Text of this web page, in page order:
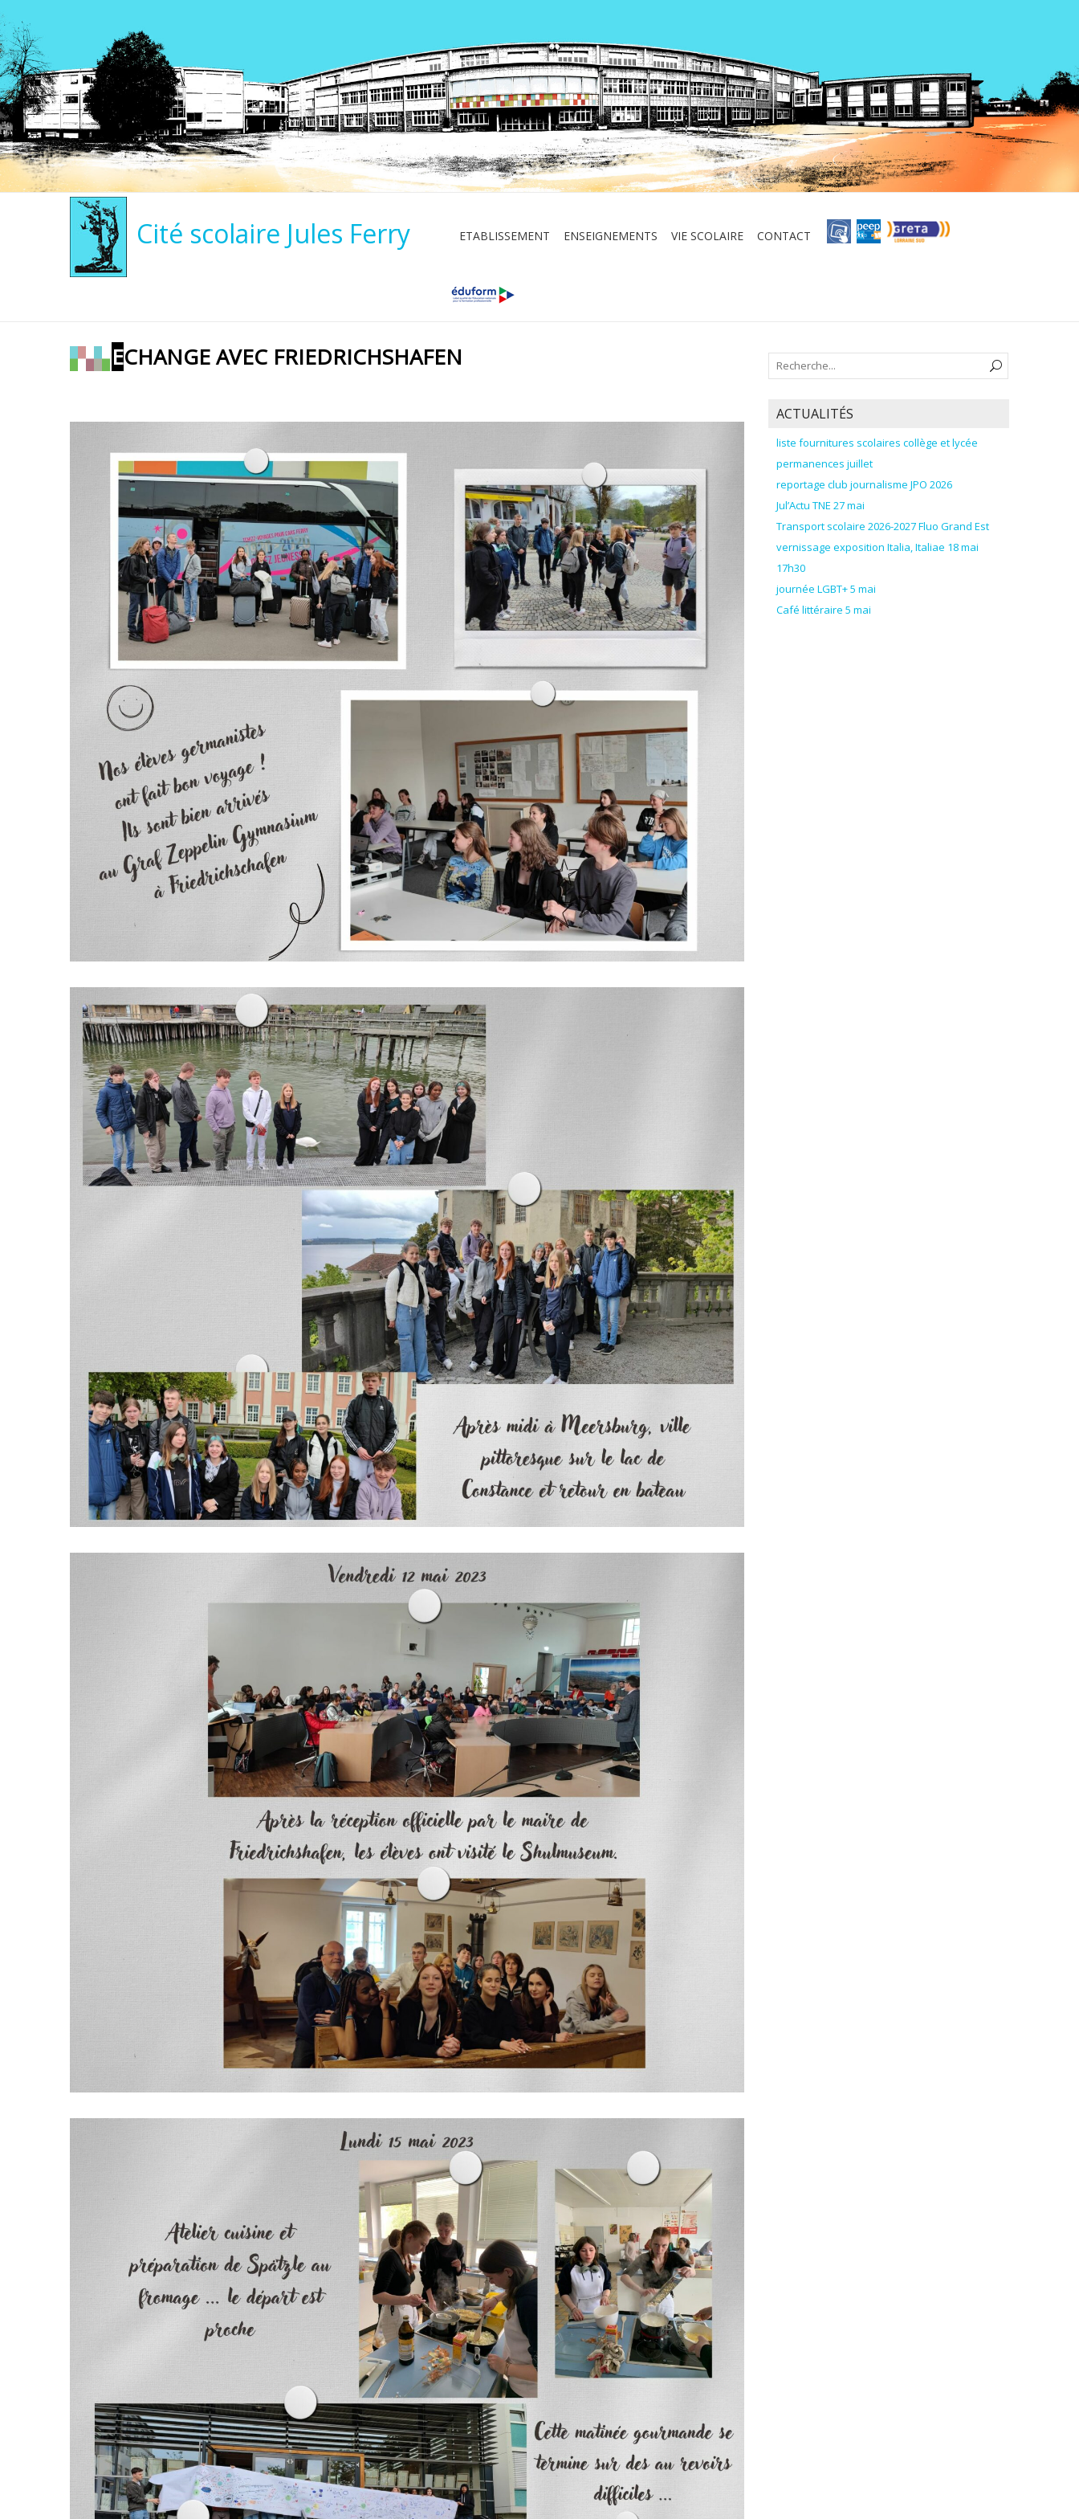
Cité scolaire Jules Ferry ETABLISSEMENT ENSEIGNEMENTS VIE SCOLAIRE CONTACT
ECHANGE AVEC FRIEDRICHSHAFEN
ACTUALITÉS
liste fournitures scolaires collège et lycée
permanences juillet
reportage club journalisme JPO 2026
Jul’Actu TNE 27 mai
Transport scolaire 2026-2027 Fluo Grand Est
vernissage exposition Italia, Italiae 18 mai
17h30
journée LGBT+ 5 mai
Café littéraire 5 mai